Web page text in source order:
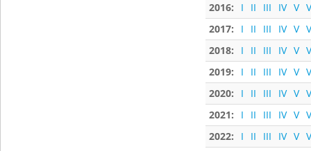
2016:
I II III IV V
2017:
I II III IV V
2018:
I II III IV V
2019:
I II III IV V
2020:
I II III IV V
2021:
I II III IV V
2022:
I II III IV V